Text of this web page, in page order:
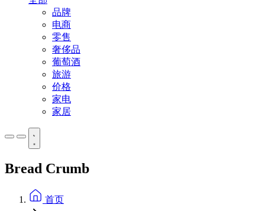
品牌
电商
零售
奢侈品
葡萄酒
旅游
价格
家电
家居
Bread Crumb
首页